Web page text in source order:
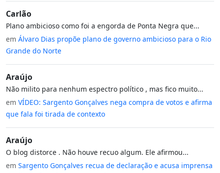
Carlão
Plano ambicioso como foi a engorda de Ponta Negra que...
em Álvaro Dias propõe plano de governo ambicioso para o Rio
Grande do Norte
Araújo
Não milito para nenhum espectro político , mas fico muito...
em VÍDEO: Sargento Gonçalves nega compra de votos e afirma
que fala foi tirada de contexto
Araújo
O blog distorce . Não houve recuo algum. Ele afirmou...
em Sargento Gonçalves recua de declaração e acusa imprensa